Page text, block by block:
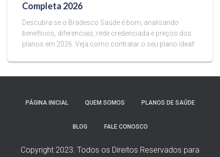
Completa 2026
Descubra se o Bradesco Saúde é bom, analisando
benefícios, diferenciais, rede credenciada e preços dos
planos em 2026. Veja como contratar o seu plano ideal!
PÁGINA INICIAL QUEM SOMOS PLANOS DE SAÚDE
BLOG FALE CONOSCO
Copyright 2023. Todos os Direitos Reservados para